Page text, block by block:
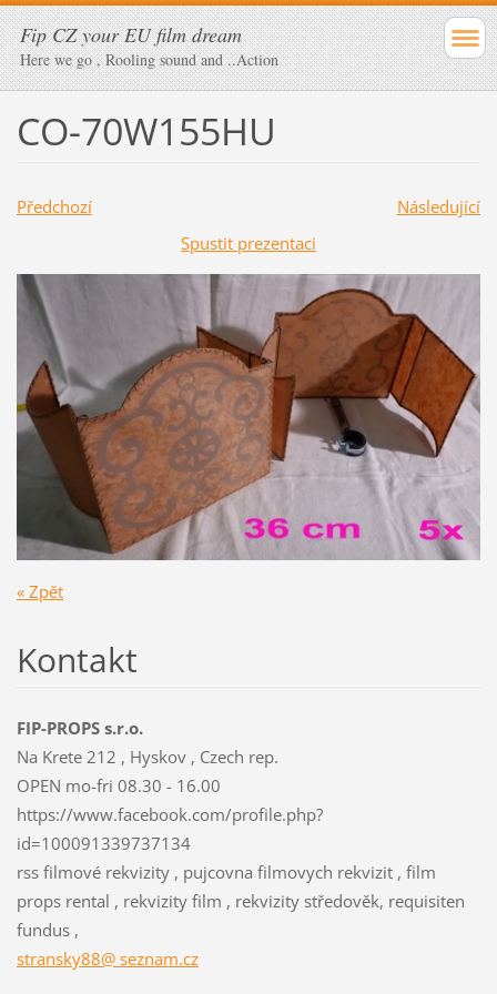
Fip CZ your EU film dream
Here we go , Rooling sound and ..Action
CO-70W155HU
Předchozí
Následující
Spustit prezentaci
« Zpět
Kontakt
FIP-PROPS s.r.o.
Na Krete 212 , Hyskov , Czech rep.
OPEN mo-fri 08.30 - 16.00
https://www.facebook.com/profile.php?
id=100091339737134
rss filmové rekvizity , pujcovna filmovych rekvizit , film
props rental , rekvizity film , rekvizity středověk, requisiten
fundus ,
stransky88@ seznam.cz